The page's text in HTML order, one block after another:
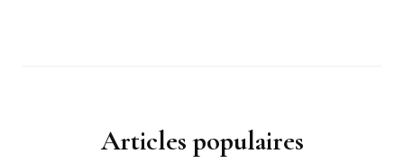
Articles populaires